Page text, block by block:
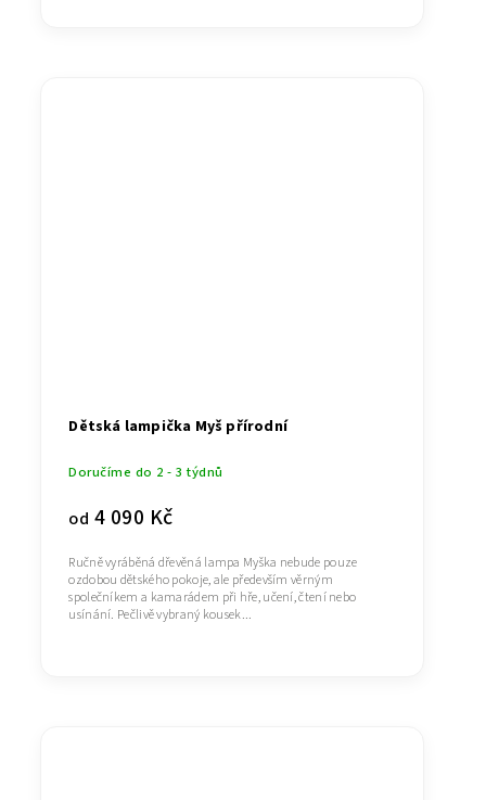
Dětská lampička Myš přírodní
Doručíme do 2 - 3 týdnů
od 4 090 Kč
Ručně vyráběná dřevěná lampa Myška nebude pouze
ozdobou dětského pokoje, ale především věrným
společníkem a kamarádem při hře, učení, čtení nebo
usínání. Pečlivě vybraný kousek...